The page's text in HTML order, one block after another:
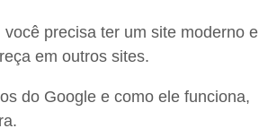
precisa ter um site moderno e
em outros sites.
do Google e como ele funciona,